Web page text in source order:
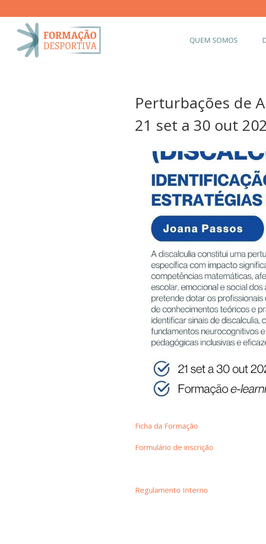
QUEM SOMOS
Perturbações de
21 set a 30 out
Ficha da Formação
Formulário de inscrição
Regulamento Interno